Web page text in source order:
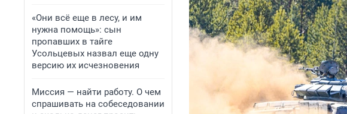
«Они всё еще в лесу, и им
нужна помощь»: сын
пропавших в тайге
Усольцевых назвал еще одну
версию их исчезновения
Миссия — найти работу. О чем
спрашивать на собеседовании